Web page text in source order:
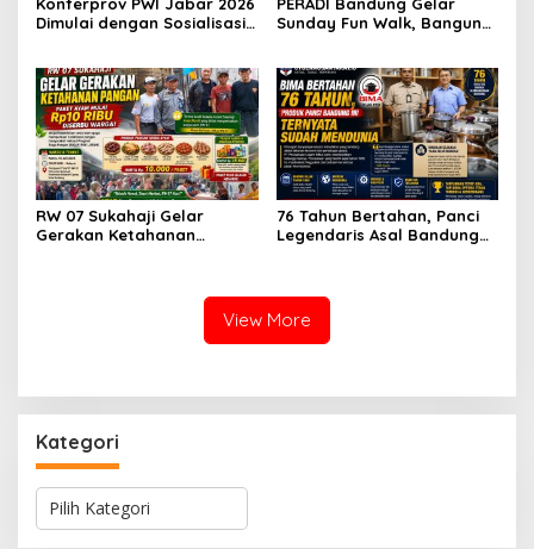
Konferprov PWI Jabar 2026
Dimulai dengan Sosialisasi
Profesionalisme
PERADI Bandung Gelar
Sunday Fun Walk, Bangun
RW 07 Sukahaji Gelar
Gerakan Ketahanan
76 Tahun Bertahan, Panci
Legendaris Asal Bandung
View More
Kategori
K